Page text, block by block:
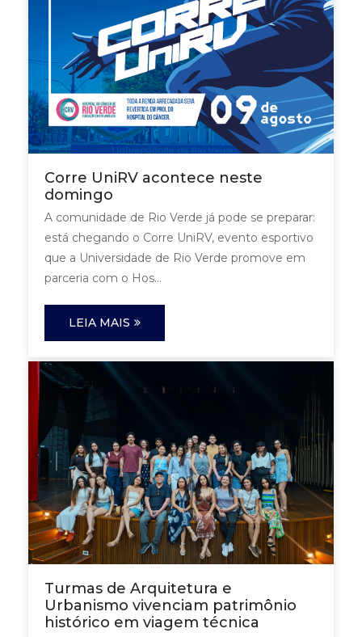
Corre UniRV acontece neste
domingo
A comunidade de Rio Verde já pode se preparar:
está chegando o Corre UniRV, evento esportivo
que a Universidade de Rio Verde promove em
parceria com o Hos...
LEIA MAIS
Turmas de Arquitetura e
Urbanismo vivenciam patrimônio
histórico em viagem técnica